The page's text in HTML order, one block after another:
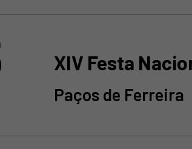
XIV Festa
Paços de Ferreira